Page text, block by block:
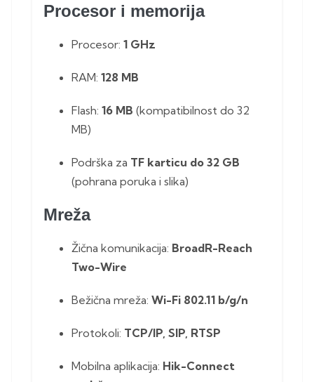
Procesor i memorija
Procesor: 1 GHz
RAM: 128 MB
Flash: 16 MB (kompatibilnost do 32
MB)
Podrška za TF karticu do 32 GB
(pohrana poruka i slika)
Mreža
Žična komunikacija: BroadR-Reach
Two-Wire
Bežična mreža: Wi-Fi 802.11 b/g/n
Protokoli: TCP/IP, SIP, RTSP
Mobilna aplikacija: Hik-Connect